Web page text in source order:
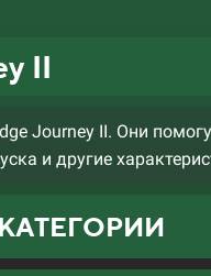
II
Journey II. Они
и другие
КАТЕГОРИИ